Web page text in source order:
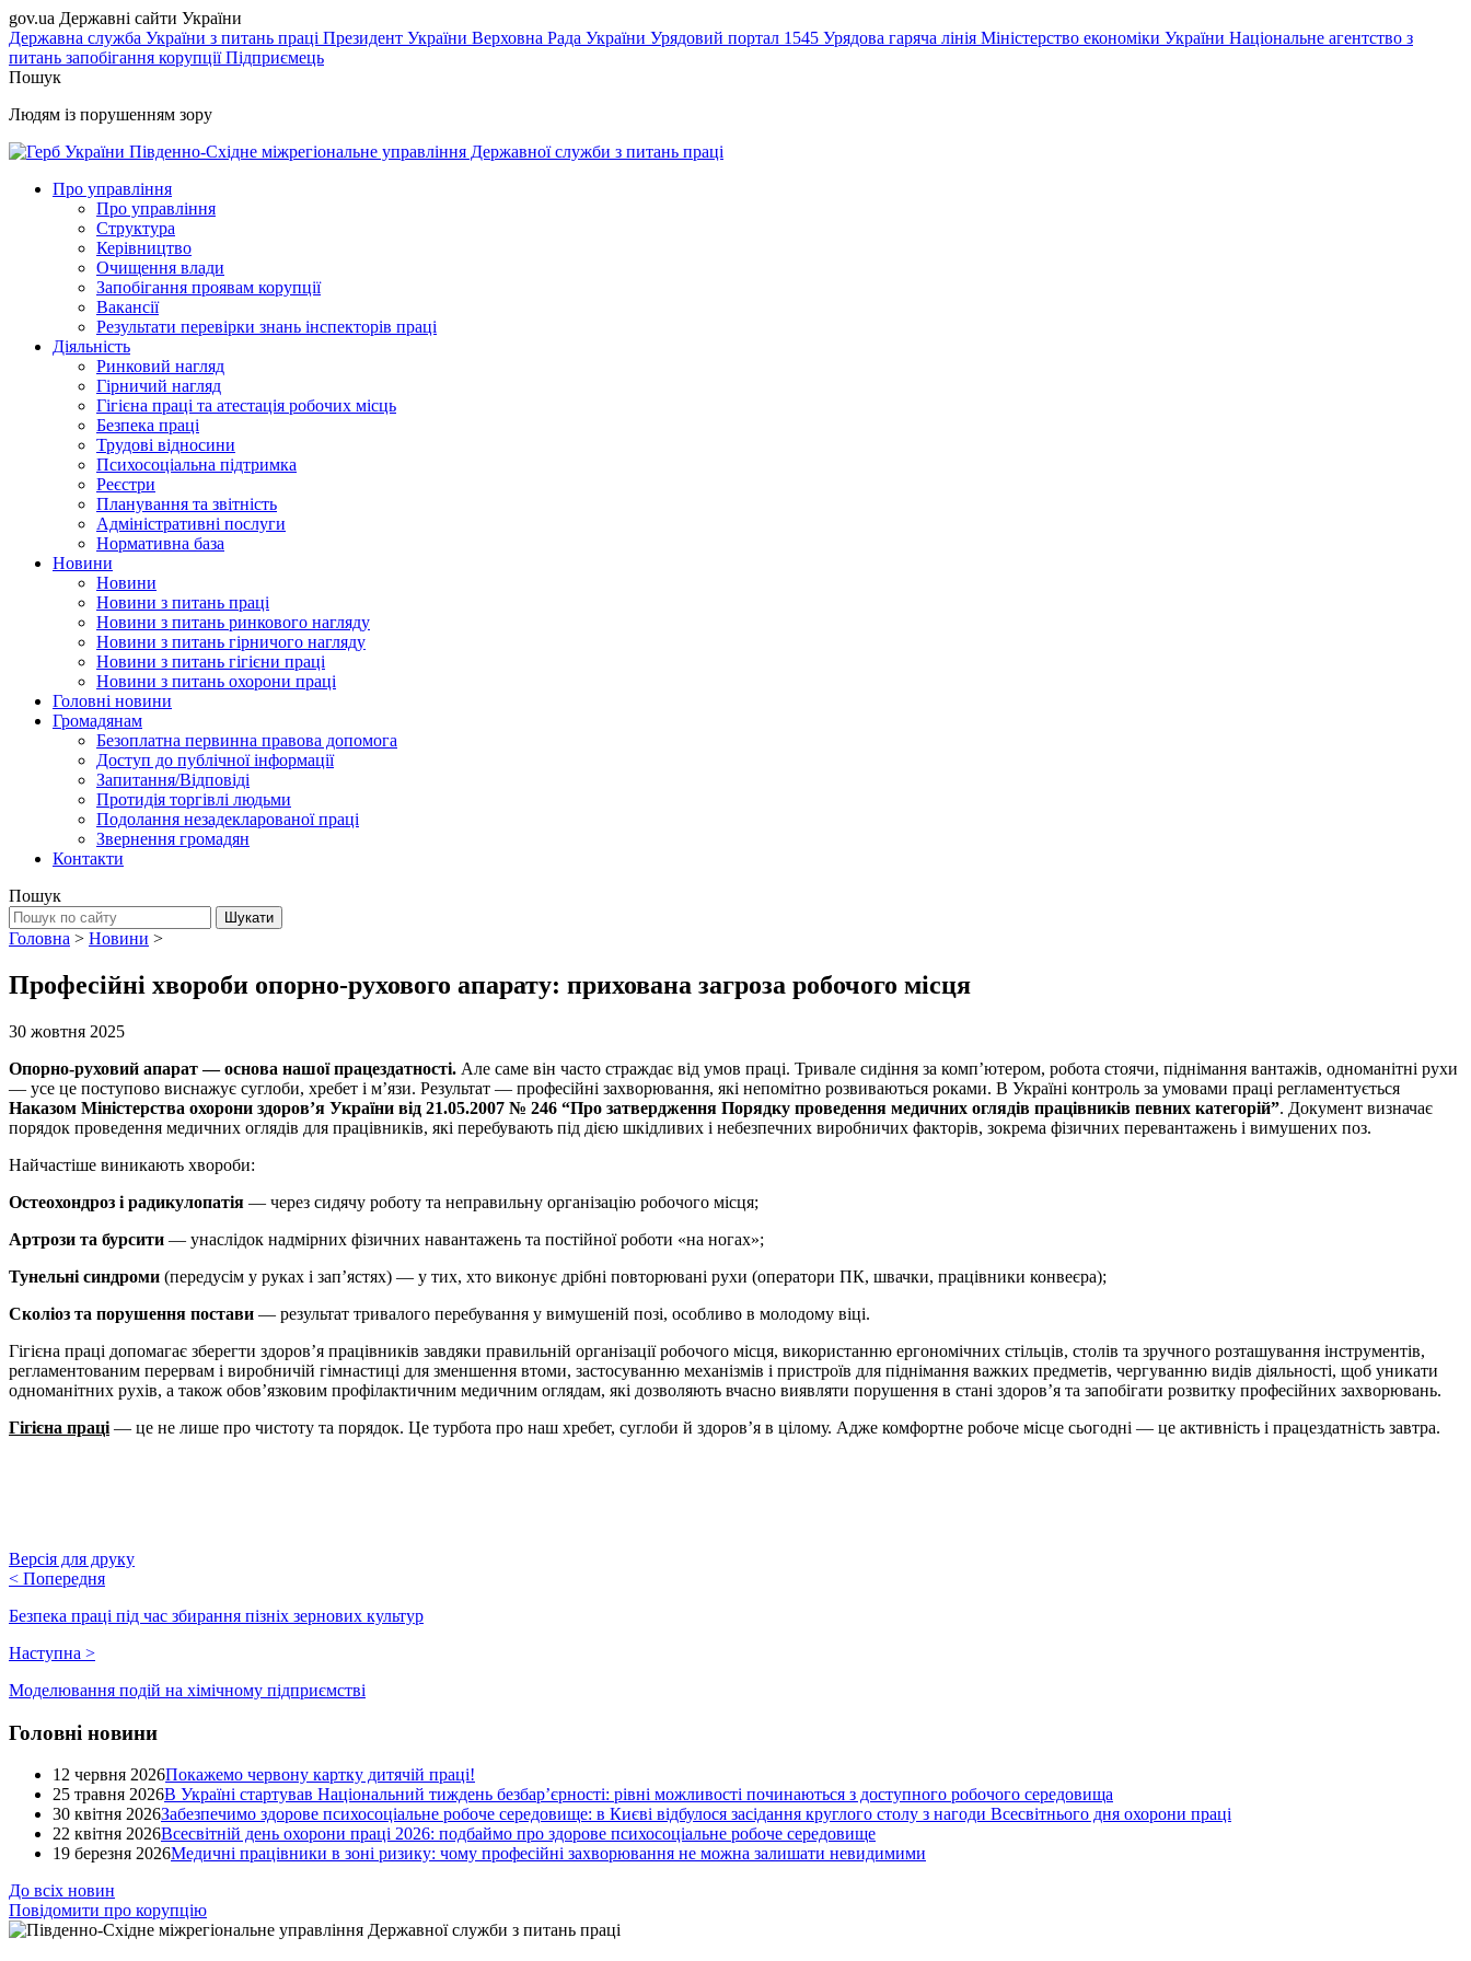
gov.ua Державні сайти України
Державна служба України з питань праці Президент України Верховна Рада України Урядовий портал 1545 Урядова гаряча лінія Міністерство економіки України Національне агентство з
питань запобігання корупціїПідприємець
Пошук
Людям із порушенням зору
Південно-Східне міжрегіональне управління Державної служби з питань праці
Про управління
Про управління
Структура
Керівництво
Очищення влади
Запобігання проявам корупції
Вакансії
Результати перевірки знань інспекторів праці
Діяльність
Ринковий нагляд
Гірничий нагляд
Гігієна праці та атестація робочих місць
Безпека праці
Трудові відносини
Психосоціальна підтримка
Реєстри
Планування та звітність
Адміністративні послуги
Нормативна база
Новини
Новини
Новини з питань праці
Новини з питань ринкового нагляду
Новини з питань гірничого нагляду
Новини з питань гігієни праці
Новини з питань охорони праці
Головні новини
Громадянам
Безоплатна первинна правова допомога
Доступ до публічної інформації
Запитання/Відповіді
Протидія торгівлі людьми
Подолання незадекларованої праці
Звернення громадян
Контакти
Пошук
Головна > Новини >
Професійні хвороби опорно-рухового апарату: прихована загроза робочого місця
30 жовтня 2025
Опорно-руховий апарат — основа нашої працездатності. Але саме він часто страждає від умов праці. Тривале сидіння за комп’ютером, робота стоячи, піднімання вантажів, одноманітні рухи
— усе це поступово виснажує суглоби, хребет і м’язи. Результат — професійні захворювання, які непомітно розвиваються роками. В Україні контроль за умовами праці регламентується
Наказом Міністерства охорони здоров’я України від 21.05.2007 № 246 “Про затвердження Порядку проведення медичних оглядів працівників певних категорій”. Документ визначає
порядок проведення медичних оглядів для працівників, які перебувають під дією шкідливих і небезпечних виробничих факторів, зокрема фізичних перевантажень і вимушених поз.
Найчастіше виникають хвороби:
Остеохондроз і радикулопатія — через сидячу роботу та неправильну організацію робочого місця;
Артрози та бурсити — унаслідок надмірних фізичних навантажень та постійної роботи «на ногах»;
Тунельні синдроми (передусім у руках і зап’ястях) — у тих, хто виконує дрібні повторювані рухи (оператори ПК, швачки, працівники конвеєра);
Сколіоз та порушення постави — результат тривалого перебування у вимушеній позі, особливо в молодому віці.
Гігієна праці допомагає зберегти здоров’я працівників завдяки правильній організації робочого місця, використанню ергономічних стільців, столів та зручного розташування інструментів,
регламентованим перервам і виробничій гімнастиці для зменшення втоми, застосуванню механізмів і пристроїв для піднімання важких предметів, чергуванню видів діяльності, щоб уникати
одноманітних рухів, а також обов’язковим профілактичним медичним оглядам, які дозволяють вчасно виявляти порушення в стані здоров’я та запобігати розвитку професійних захворювань.
Гігієна праці — це не лише про чистоту та порядок. Це турбота про наш хребет, суглоби й здоров’я в цілому. Адже комфортне робоче місце сьогодні — це активність і працездатність завтра.
Версія для друку
< Попередня
Безпека праці під час збирання пізніх зернових культур
Наступна >
Моделювання подій на хімічному підприємстві
Головні новини
12 червня 2026Покажемо червону картку дитячій праці!
25 травня 2026В Україні стартував Національний тиждень безбар’єрності: рівні можливості починаються з доступного робочого середовища
30 квітня 2026Забезпечимо здорове психосоціальне робоче середовище: в Києві відбулося засідання круглого столу з нагоди Всесвітнього дня охорони праці
22 квітня 2026Всесвітній день охорони праці 2026: подбаймо про здорове психосоціальне робоче середовище
19 березня 2026Медичні працівники в зоні ризику: чому професійні захворювання не можна залишати невидимими
До всіх новин
Повідомити про корупцію